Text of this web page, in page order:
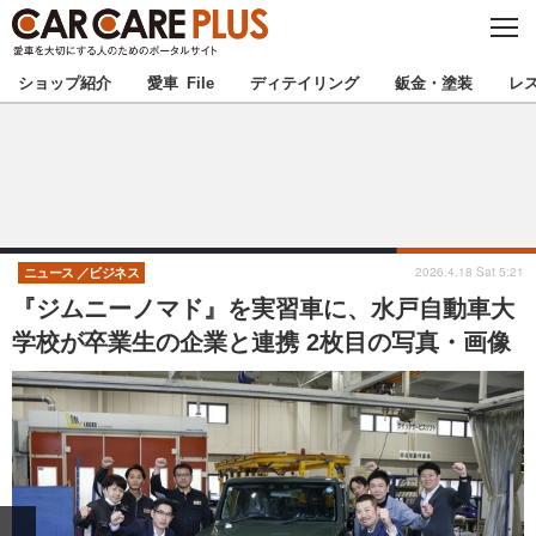
C
S
E
★カーケアプラス認定★ 厳選プロショップを地域から探す
甲信越 北陸
東海 関西
中国 四国
九州 沖縄
注目の記事
ショップ紹介 愛車 File ディテイリング 鈑金・塗装 レ
『ジムニーノマド』を実習車に、水戸自動車大
学校が卒業生の企業と連携 2枚目の写真・画像
ニュース ビジネス 2026.4.18 Sat 5:21